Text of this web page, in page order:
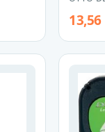
13,56